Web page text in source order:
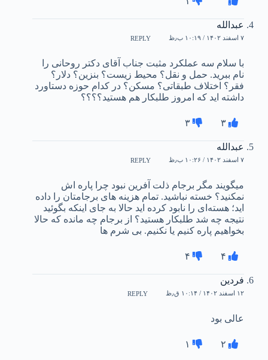
عبدالله
۷ اسفند ۱۴۰۲ / ۱۰:۱۹ ب٫ظ REPLY
با سلام سه عملکرد مثبت جناب آقای دکتر روحانی را
نام ببرید. حمل و نقل؟ محیط زیست؟ بنزین؟ دلار؟
فقر؟ اختلاف طبقاتی؟ مسکن؟ در کدام حوزه دستاورد
داشته اید که امروز طلبکار هم هستید؟؟؟؟
۳ ۳
عبدالله
۷ اسفند ۱۴۰۲ / ۱۰:۲۶ ب٫ظ REPLY
میگویند مگر برجام ذلت آفرین نبود چرا پاره اش
نمکنید؟ خسته نباشید. تمام هزینه های برجامتان را داده
اید؛ هسته‌ای را نابود کرده اید حالا به جای اینکه بگوئید
نتیجه چه شد طلبکار هستید؟ از برجام چه مانده که حالا
بخواهیم پاره کنیم یا نکنیم. بی شرم ها
۴ ۴
فردین
۱۲ اسفند ۱۴۰۲ / ۱۰:۱۴ ق٫ظ REPLY
عالی بود
۲ ۱